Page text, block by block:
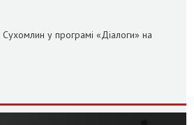
у програмі «Діалоги» на